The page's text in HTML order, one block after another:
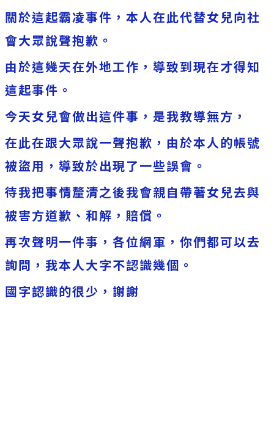
關於這起霸凌事件，本人在此代替女兒向社
會大眾說聲抱歉。
由於這幾天在外地工作，導致到現在才得知
這起事件。
今天女兒會做出這件事，是我教導無方，
在此在跟大眾說一聲抱歉，由於本人的帳號
被盜用，導致於出現了一些誤會。
待我把事情釐清之後我會親自帶著女兒去與
被害方道歉、和解，賠償。
再次聲明一件事，各位網軍，你們都可以去
詢問，我本人大字不認識幾個。
國字認識的很少，謝謝